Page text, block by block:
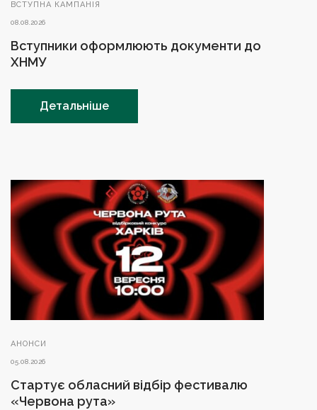
ВСТУПНА КАМПАНІЯ
08.08.2026
Вступники оформлюють документи до
ХНМУ
Детальніше
АНОНСИ
05.08.2026
Стартує обласний відбір фестивалю
«Червона рута»